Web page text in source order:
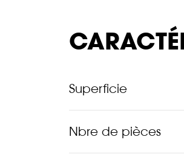
Superficie
Nbre de pièces